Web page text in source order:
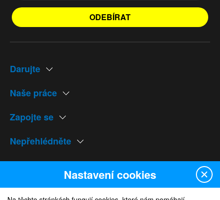
ODEBÍRAT
Darujte
Naše práce
Zapojte se
Nepřehlédněte
Naše weby
Nastavení cookies